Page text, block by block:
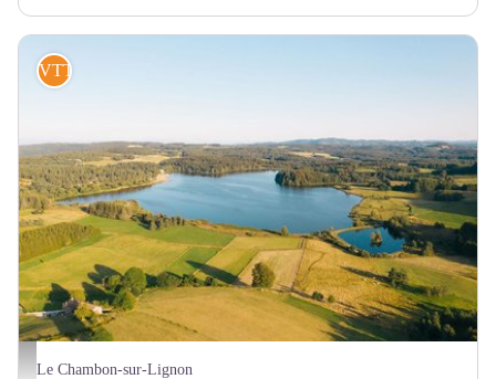
Autour du Lac de Devesset - Naturofilm
VTT
Le Chambon-sur-Lignon